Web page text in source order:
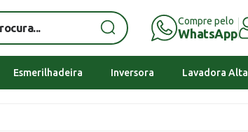
Compre pelo
WhatsApp
Esmerilhadeira Inversora Lavadora